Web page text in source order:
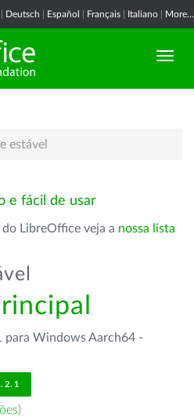
Deutsch Español Français Italiano More...
estável
e fácil de usar
LibreOffice veja a nossa lista
para Windows Aarch64 -
)